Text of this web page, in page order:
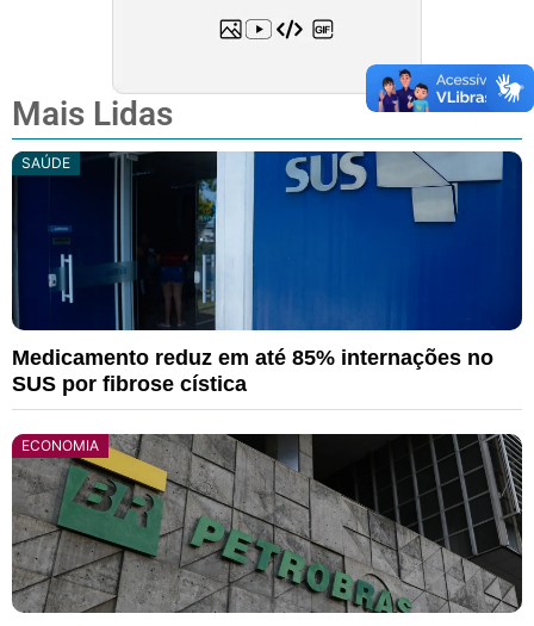
Mais Lidas
SAÚDE
Medicamento reduz em até 85% internações no
SUS por fibrose cística
ECONOMIA